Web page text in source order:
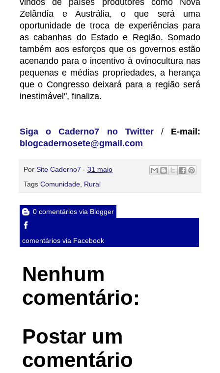
vindos de países produtores como Nova
Zelândia e Austrália, o que será uma
oportunidade de troca de experiências para
as cabanhas do Estado e Região. Somado
também aos esforços que os governos estão
acenando para o incentivo à ovinocultura nas
pequenas e médias propriedades, a herança
que o Congresso deixará para a região será
inestimável", finaliza.
Siga o Caderno7 no Twitter/ E-mail:
blogcadernosete@gmail.com
Por Site Caderno7 - 31 maio
Tags Comunidade Rural
0 comentários via Blogger
comentários via Facebook
Nenhum
comentário:
Postar um
comentário